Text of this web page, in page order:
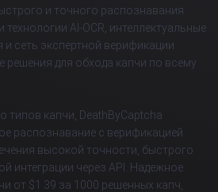
и точного распознавания
AI-OCR, интеллектуальные
сеть экспертной верификации
для обхода капчи по всему
капчи, DeathByCaptcha
распознавание с верификацией
высокой точности, быстрого
интеграции через API. Надежное
от $1.39 за 1000 решенных капч,